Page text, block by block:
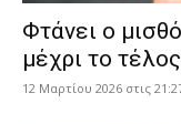
Φτάνει ο
μέχρι το
12 Μαρτίου 2026 στις